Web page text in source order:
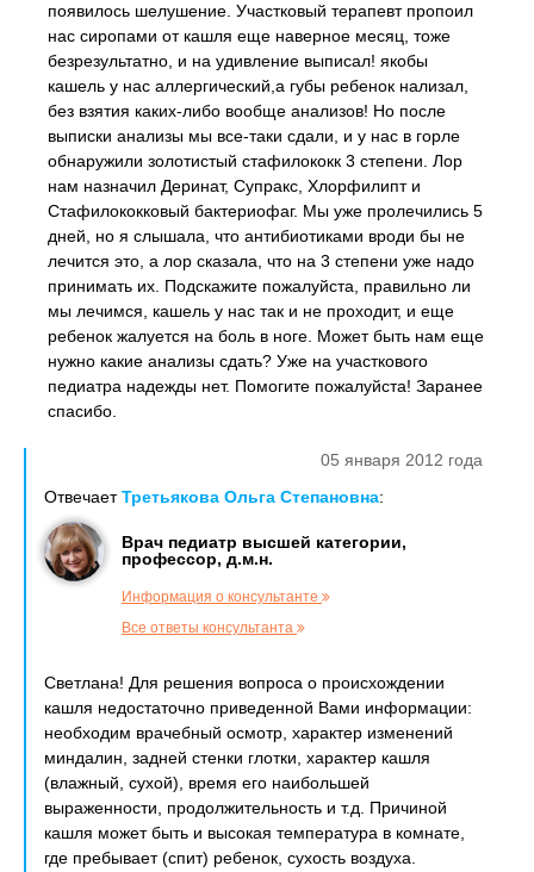
появилось шелушение. Участковый терапевт пропоил
нас сиропами от кашля еще наверное месяц, тоже
безрезультатно, и на удивление выписал! якобы
кашель у нас аллергический,а губы ребенок нализал,
без взятия каких-либо вообще анализов! Но после
выписки анализы мы все-таки сдали, и у нас в горле
обнаружили золотистый стафилококк 3 степени. Лор
нам назначил Деринат, Супракс, Хлорфилипт и
Стафилококковый бактериофаг. Мы уже пролечились 5
дней, но я слышала, что антибиотиками вроди бы не
лечится это, а лор сказала, что на 3 степени уже надо
принимать их. Подскажите пожалуйста, правильно ли
мы лечимся, кашель у нас так и не проходит, и еще
ребенок жалуется на боль в ноге. Может быть нам еще
нужно какие анализы сдать? Уже на участкового
педиатра надежды нет. Помогите пожалуйста! Заранее
спасибо.
05 января 2012 года
ОтвечаетТретьякова Ольга Степановна:
Врач педиатр высшей категории,
профессор, д.м.н.
Информация о консультанте
Все ответы консультанта
Светлана! Для решения вопроса о происхождении
кашля недостаточно приведенной Вами информации:
необходим врачебный осмотр, характер изменений
миндалин, задней стенки глотки, характер кашля
(влажный, сухой), время его наибольшей
выраженности, продолжительность и т.д. Причиной
кашля может быть и высокая температура в комнате,
где пребывает (спит) ребенок, сухость воздуха.